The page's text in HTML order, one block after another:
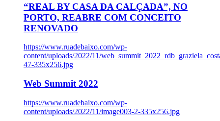
“REAL BY CASA DA CALÇADA”, NO
PORTO, REABRE COM CONCEITO
RENOVADO
https://www.ruadebaixo.com/wp-
content/uploads/2022/11/
47-335x256.jpg
Web Summit 2022
https://www.ruadebaixo.com/wp-
content/uploads/2022/11/image003-2-335x256.jpg